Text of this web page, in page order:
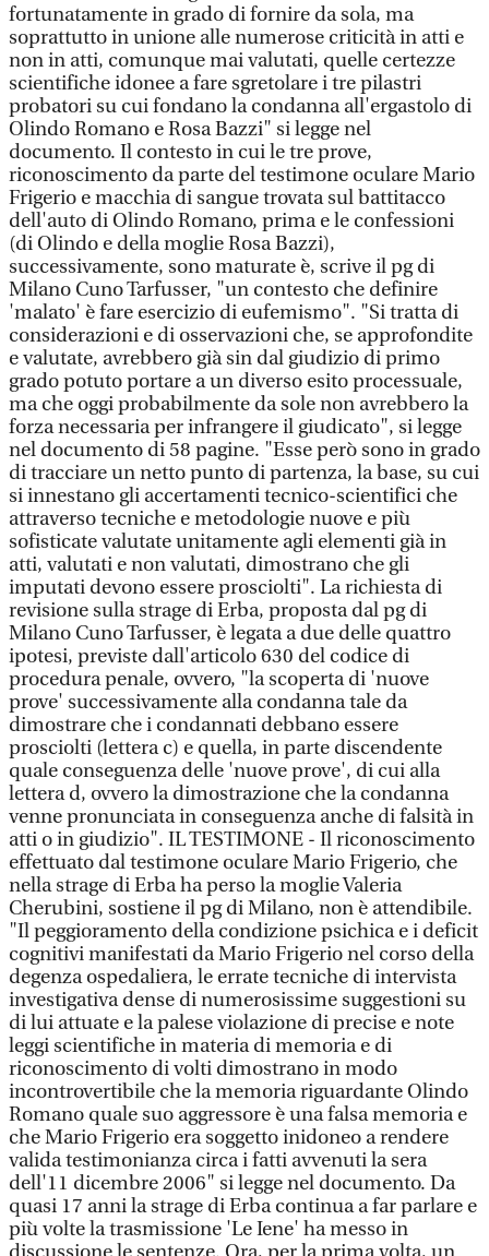
fortunatamente in grado di fornire da sola, ma
soprattutto in unione alle numerose criticità in atti e
non in atti, comunque mai valutati, quelle certezze
scientifiche idonee a fare sgretolare i tre pilastri
probatori su cui fondano la condanna all'ergastolo di
Olindo Romano e Rosa Bazzi" si legge nel
documento. Il contesto in cui le tre prove,
riconoscimento da parte del testimone oculare Mario
Frigerio e macchia di sangue trovata sul battitacco
dell'auto di Olindo Romano, prima e le confessioni
(di Olindo e della moglie Rosa Bazzi),
successivamente, sono maturate è, scrive il pg di
Milano Cuno Tarfusser, "un contesto che definire
'malato' è fare esercizio di eufemismo". "Si tratta di
considerazioni e di osservazioni che, se approfondite
e valutate, avrebbero già sin dal giudizio di primo
grado potuto portare a un diverso esito processuale,
ma che oggi probabilmente da sole non avrebbero la
forza necessaria per infrangere il giudicato", si legge
nel documento di 58 pagine. "Esse però sono in grado
di tracciare un netto punto di partenza, la base, su cui
si innestano gli accertamenti tecnico-scientifici che
attraverso tecniche e metodologie nuove e più
sofisticate valutate unitamente agli elementi già in
atti, valutati e non valutati, dimostrano che gli
imputati devono essere prosciolti". La richiesta di
revisione sulla strage di Erba, proposta dal pg di
Milano Cuno Tarfusser, è legata a due delle quattro
ipotesi, previste dall'articolo 630 del codice di
procedura penale, ovvero, "la scoperta di 'nuove
prove' successivamente alla condanna tale da
dimostrare che i condannati debbano essere
prosciolti (lettera c) e quella, in parte discendente
quale conseguenza delle 'nuove prove', di cui alla
lettera d, ovvero la dimostrazione che la condanna
venne pronunciata in conseguenza anche di falsità in
atti o in giudizio". IL TESTIMONE - Il riconoscimento
effettuato dal testimone oculare Mario Frigerio, che
nella strage di Erba ha perso la moglie Valeria
Cherubini, sostiene il pg di Milano, non è attendibile.
"Il peggioramento della condizione psichica e i deficit
cognitivi manifestati da Mario Frigerio nel corso della
degenza ospedaliera, le errate tecniche di intervista
investigativa dense di numerosissime suggestioni su
di lui attuate e la palese violazione di precise e note
leggi scientifiche in materia di memoria e di
riconoscimento di volti dimostrano in modo
incontrovertibile che la memoria riguardante Olindo
Romano quale suo aggressore è una falsa memoria e
che Mario Frigerio era soggetto inidoneo a rendere
valida testimonianza circa i fatti avvenuti la sera
dell'11 dicembre 2006" si legge nel documento. Da
quasi 17 anni la strage di Erba continua a far parlare e
più volte la trasmissione 'Le Iene' ha messo in